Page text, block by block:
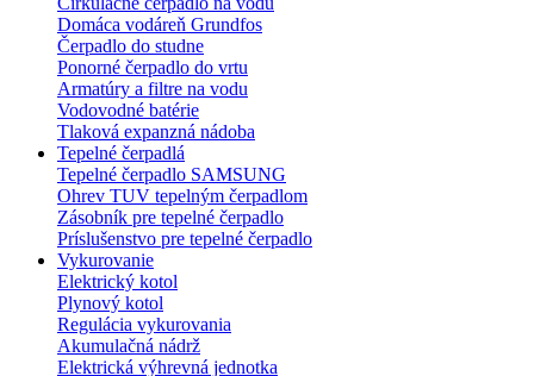
Domáca vodáreň Grundfos
Čerpadlo do studne
Ponorné čerpadlo do vrtu
Armatúry a filtre na vodu
Vodovodné batérie
Tlaková expanzná nádoba
Tepelné čerpadlá
Tepelné čerpadlo SAMSUNG
Ohrev TUV tepelným čerpadlom
Zásobník pre tepelné čerpadlo
Príslušenstvo pre tepelné čerpadlo
Vykurovanie
Elektrický kotol
Plynový kotol
Regulácia vykurovania
Akumulačná nádrž
Elektrická výhrevná jednotka